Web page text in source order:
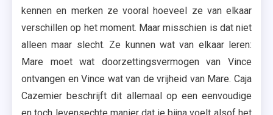
kennen en merken ze vooral hoeveel ze van elkaar
verschillen op het moment. Maar misschien is dat niet
alleen maar slecht. Ze kunnen wat van elkaar leren:
Mare moet wat doorzettingsvermogen van Vince
ontvangen en Vince wat van de vrijheid van Mare. Caja
Cazemier beschrijft dit allemaal op een eenvoudige